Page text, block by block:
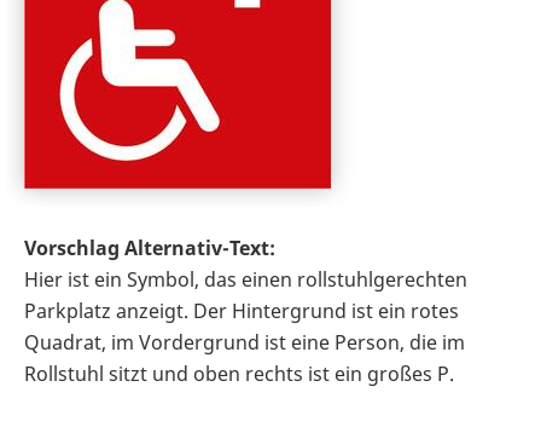
Vorschlag Alternativ-Text:
Hier ist ein Symbol, das einen rollstuhlgerechten
Parkplatz anzeigt. Der Hintergrund ist ein rotes
Quadrat, im Vordergrund ist eine Person, die im
Rollstuhl sitzt und oben rechts ist ein großes P.